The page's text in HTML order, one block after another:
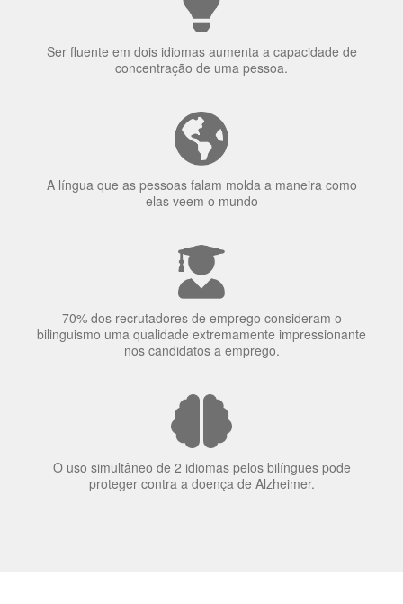
Ser fluente em dois idiomas aumenta a capacidade de
concentração de uma pessoa.
A língua que as pessoas falam molda a maneira como
elas veem o mundo
70% dos recrutadores de emprego consideram o
bilinguismo uma qualidade extremamente impressionante
nos candidatos a emprego.
O uso simultâneo de 2 idiomas pelos bilíngues pode
proteger contra a doença de Alzheimer.